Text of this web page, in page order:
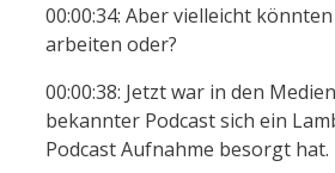
00:00:34: Aber vielleicht
arbeiten oder?
00:00:38: Jetzt war in den
bekannter Podcast sich ein
Podcast Aufnahme besorgt hat.